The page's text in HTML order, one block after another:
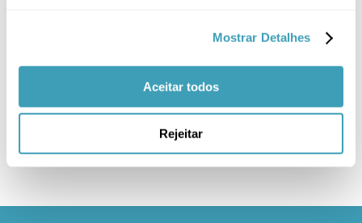
Mostrar Detalhes
Aceitar todos
Rejeitar